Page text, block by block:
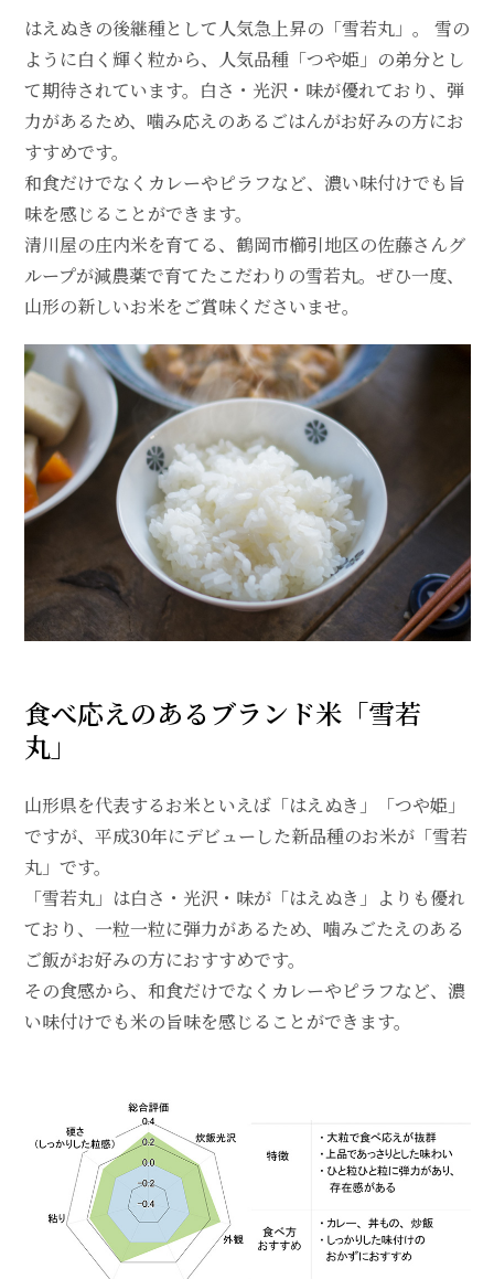
はえぬきの後継種として人気急上昇の「雪若丸」。 雪の
ように白く輝く粒から、人気品種「つや姫」の弟分とし
て期待されています。白さ・光沢・味が優れており、弾
力があるため、噛み応えのあるごはんがお好みの方にお
すすめです。
和食だけでなくカレーやピラフなど、濃い味付けでも旨
味を感じることができます。
清川屋の庄内米を育てる、鶴岡市櫛引地区の佐藤さんグ
ループが減農薬で育てたこだわりの雪若丸。ぜひ一度、
山形の新しいお米をご賞味くださいませ。
食べ応えのあるブランド米「雪若
丸」
山形県を代表するお米といえば「はえぬき」「つや姫」
ですが、平成30年にデビューした新品種のお米が「雪若
丸」です。
「雪若丸」は白さ・光沢・味が「はえぬき」よりも優れ
ており、一粒一粒に弾力があるため、噛みごたえのある
ご飯がお好みの方におすすめです。
その食感から、和食だけでなくカレーやピラフなど、濃
い味付けでも米の旨味を感じることができます。